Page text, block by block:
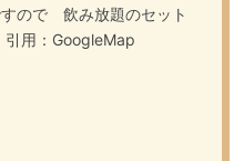
ので 飲み放題のセット
引用：GoogleMap